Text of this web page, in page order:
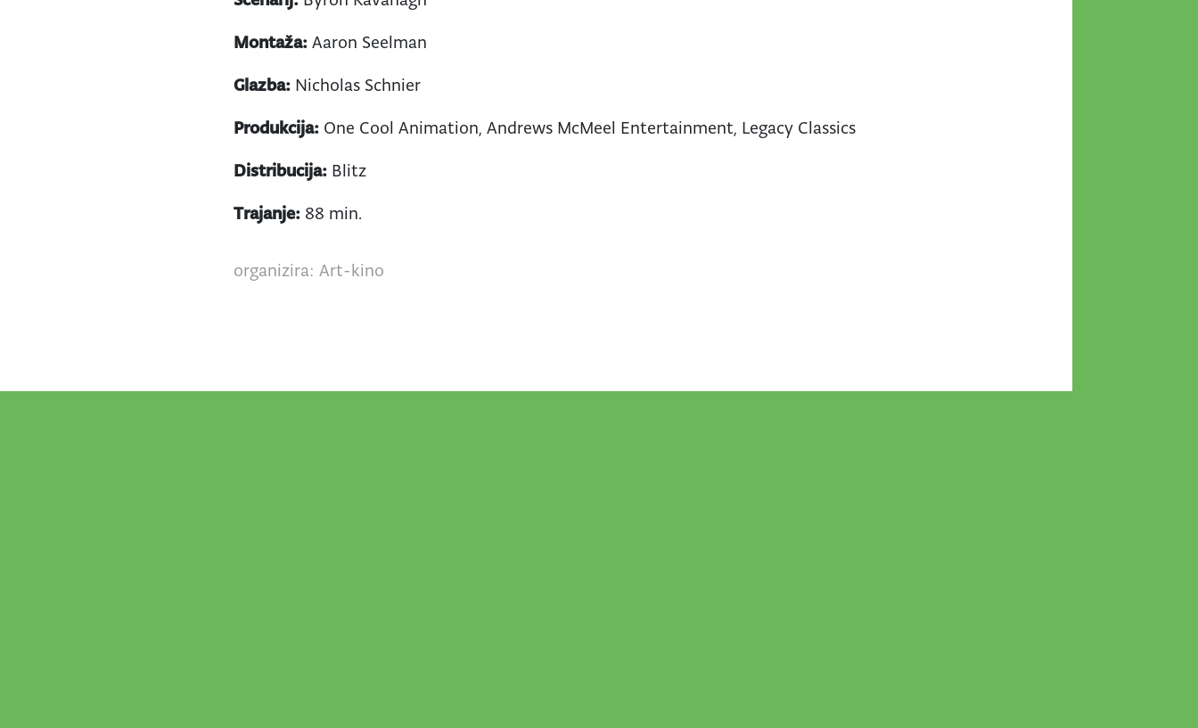
Montaža: Aaron Seelman
Glazba: Nicholas Schnier
Produkcija: One Cool Animation, Andrews McMeel Entertainment, Legacy Classics
Distribucija: Blitz
Trajanje: 88 min.
organizira: Art-kino